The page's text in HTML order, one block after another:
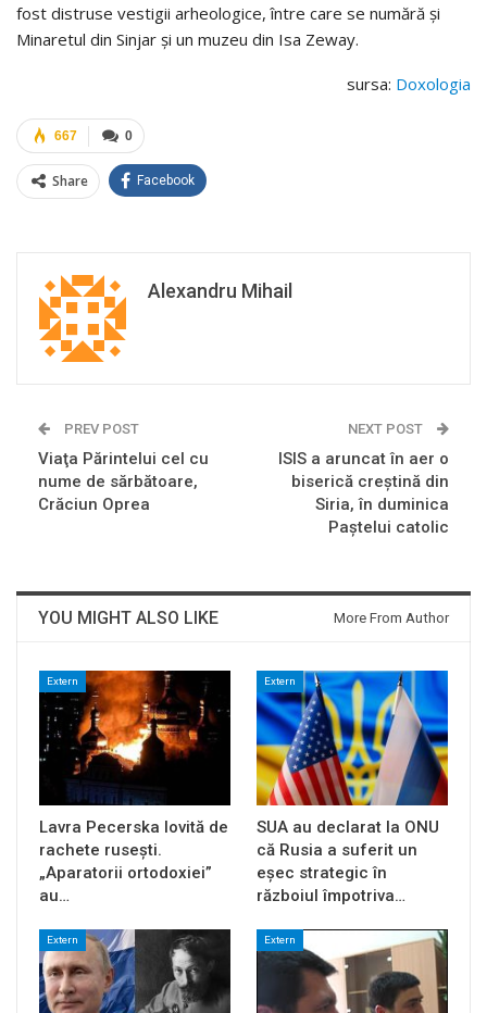
fost distruse vestigii arheologice, între care se numără și
Minaretul din Sinjar și un muzeu din Isa Zeway.
sursa: Doxologia
0
667
Share Facebook
Alexandru Mihail
PREV POST
Viaţa Părintelui cel cu
nume de sărbătoare,
Crăciun Oprea
NEXT POST
ISIS a aruncat în aer o
biserică creștină din
Siria, în duminica
Paștelui catolic
YOU MIGHT ALSO LIKE More From Author
Extern
Lavra Pecerska lovită de
rachete rusești.
„Aparatorii ortodoxiei”
au…
Extern
SUA au declarat la ONU
că Rusia a suferit un
eșec strategic în
războiul împotriva…
Extern Extern